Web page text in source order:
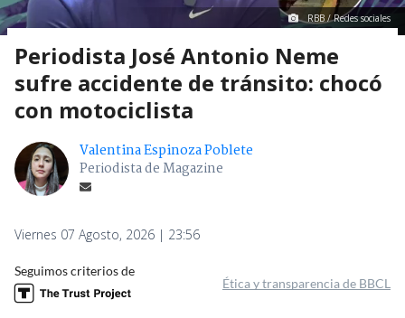
RBB / Redes sociales
Periodista José Antonio Neme
sufre accidente de tránsito: chocó
con motociclista
Valentina Espinoza Poblete
Periodista de Magazine
Viernes 07 Agosto, 2026 | 23:56
Seguimos criterios de
Ética y transparencia de BBCL